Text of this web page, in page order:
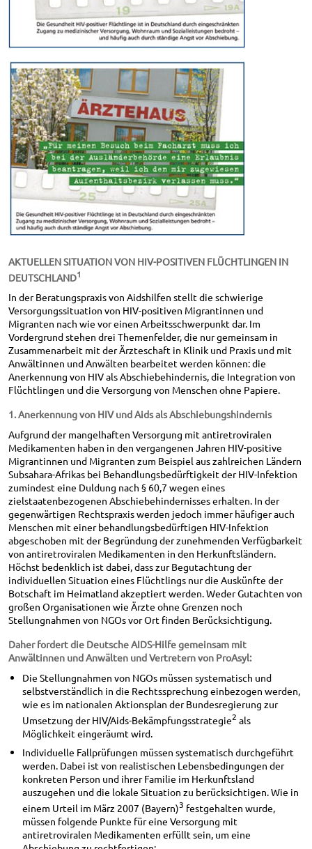
AKTUELLEN SITUATION VON HIV-POSITIVEN FLÜCHTLINGEN IN
DEUTSCHLAND1
In der Beratungspraxis von Aidshilfen stellt die schwierige
Versorgungssituation von HIV-positiven Migrantinnen und
Migranten nach wie vor einen Arbeitsschwerpunkt dar. Im
Vordergrund stehen drei Themenfelder, die nur gemeinsam in
Zusammenarbeit mit der Ärzteschaft in Klinik und Praxis und mit
Anwältinnen und Anwälten bearbeitet werden können: die
Anerkennung von HIV als Abschiebehindernis, die Integration von
Flüchtlingen und die Versorgung von Menschen ohne Papiere.
1. Anerkennung von HIV und Aids als Abschiebungshindernis
Aufgrund der mangelhaften Versorgung mit antiretroviralen
Medikamenten haben in den vergangenen Jahren HIV-positive
Migrantinnen und Migranten zum Beispiel aus zahlreichen Ländern
Subsahara-Afrikas bei Behandlungsbedürftigkeit der HIV-Infektion
zumindest eine Duldung nach § 60,7 wegen eines
zielstaatenbezogenen Abschiebehindernisses erhalten. In der
gegenwärtigen Rechtspraxis werden jedoch immer häufiger auch
Menschen mit einer behandlungsbedürftigen HIV-Infektion
abgeschoben mit der Begründung der zunehmenden Verfügbarkeit
von antiretroviralen Medikamenten in den Herkunftsländern.
Höchst bedenklich ist dabei, dass zur Begutachtung der
individuellen Situation eines Flüchtlings nur die Auskünfte der
Botschaft im Heimatland akzeptiert werden. Weder Gutachten von
großen Organisationen wie Ärzte ohne Grenzen noch
Stellungnahmen von NGOs vor Ort finden Berücksichtigung.
Daher fordert die Deutsche AIDS-Hilfe gemeinsam mit
Anwältinnen und Anwälten und Vertretern von ProAsyl:
Die Stellungnahmen von NGOs müssen systematisch und
selbstverständlich in die Rechtssprechung einbezogen werden,
wie es im nationalen Aktionsplan der Bundesregierung zur
Umsetzung der HIV/Aids-Bekämpfungsstrategie2 als
Möglichkeit eingeräumt wird.
Individuelle Fallprüfungen müssen systematisch durchgeführt
werden. Dabei ist von realistischen Lebensbedingungen der
konkreten Person und ihrer Familie im Herkunftsland
auszugehen und die lokale Situation zu berücksichtigen. Wie in
einem Urteil im März 2007 (Bayern)3 festgehalten wurde,
müssen folgende Punkte für eine Versorgung mit
antiretroviralen Medikamenten erfüllt sein, um eine